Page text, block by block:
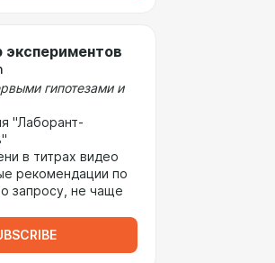
экспериментов
гипотезами и
"Лаборант-
в титрах видео
рекомендации по
запросу, не чаще